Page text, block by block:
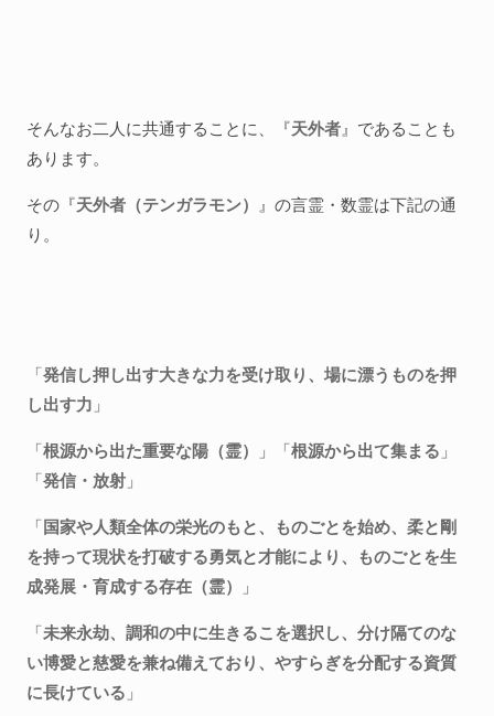
そんなお二人に共通することに、『天外者』であることも
あります。
その『天外者（テンガラモン） 』の言霊・数霊は下記の通
り。
「発信し押し出す大きな力を受け取り、場に漂うものを押
し出す力 」
「根源から出た重要な陽（霊） 」「根源から出て集まる 」
「発信・放射 」
「国家や人類全体の栄光のもと、ものごとを始め、柔と剛
を持って現状を打破する勇気と才能により、ものごとを生
成発展・育成する存在（霊）
」
「未来永劫、調和の中に生きるこを選択し、分け隔てのな
い博愛と慈愛を兼ね備えており、やすらぎを分配する資質
に長けている 」